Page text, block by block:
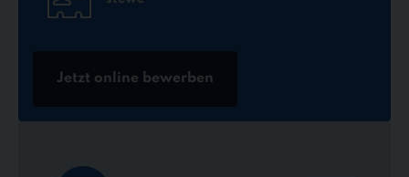
Jetzt online bewerben